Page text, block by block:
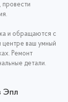
провести
и обращаются с
центре ваш умный
Ремонт
детали.
Эпл